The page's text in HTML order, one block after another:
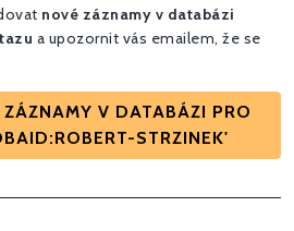
nové záznamy v databázi
a upozornit vás emailem, že se
V DATABÁZI PRO
STRZINEK'